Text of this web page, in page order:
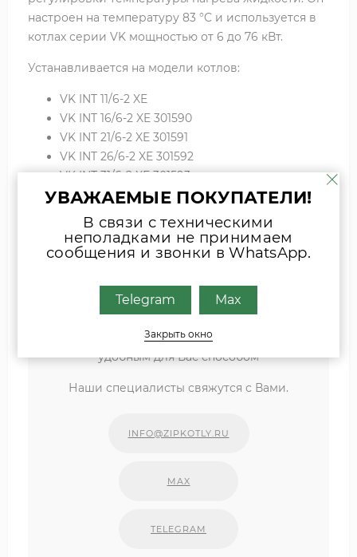
настроен на температуру 83 °C и используется в
котлах серии VK мощностью от 6 до 76 кВт.
Устанавливается на модели котлов:
VK INT 11/6-2 XE
VK INT 16/6-2 XE 301590
VK INT 21/6-2 XE 301591
VK INT 26/6-2 XE 301592
VK INT 31/6-2 XE 301593
VK INT 36/6-2 XE 301594
VK INT 42/6-2 XE 301595
VK INT 47/6-2 XE 301597
Если вы затрудняетесь с выбором
комплектующих, присылайте фото
шильда оборудования или запчасти
удобным для Вас способом
Наши специалисты свяжутся с Вами.
INFO@ZIPKOTLY.RU
MAX
TELEGRAM
УВАЖАЕМЫЕ ПОКУПАТЕЛИ!
В связи с техническими
неполадками не принимаем
сообщения и звонки в WhatsApp.
Telegram Max
Закрыть окно